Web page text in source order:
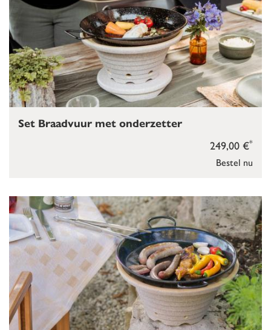
Bestel nu
249,00 €*
Set Braadvuur met onderzetter